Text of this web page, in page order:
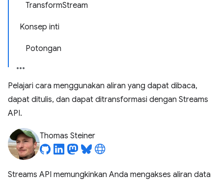
TransformStream
Konsep inti
Potongan
Pelajari cara menggunakan aliran yang dapat dibaca,
dapat ditulis, dan dapat ditransformasi dengan Streams
API.
Thomas Steiner
Streams API memungkinkan Anda mengakses aliran data